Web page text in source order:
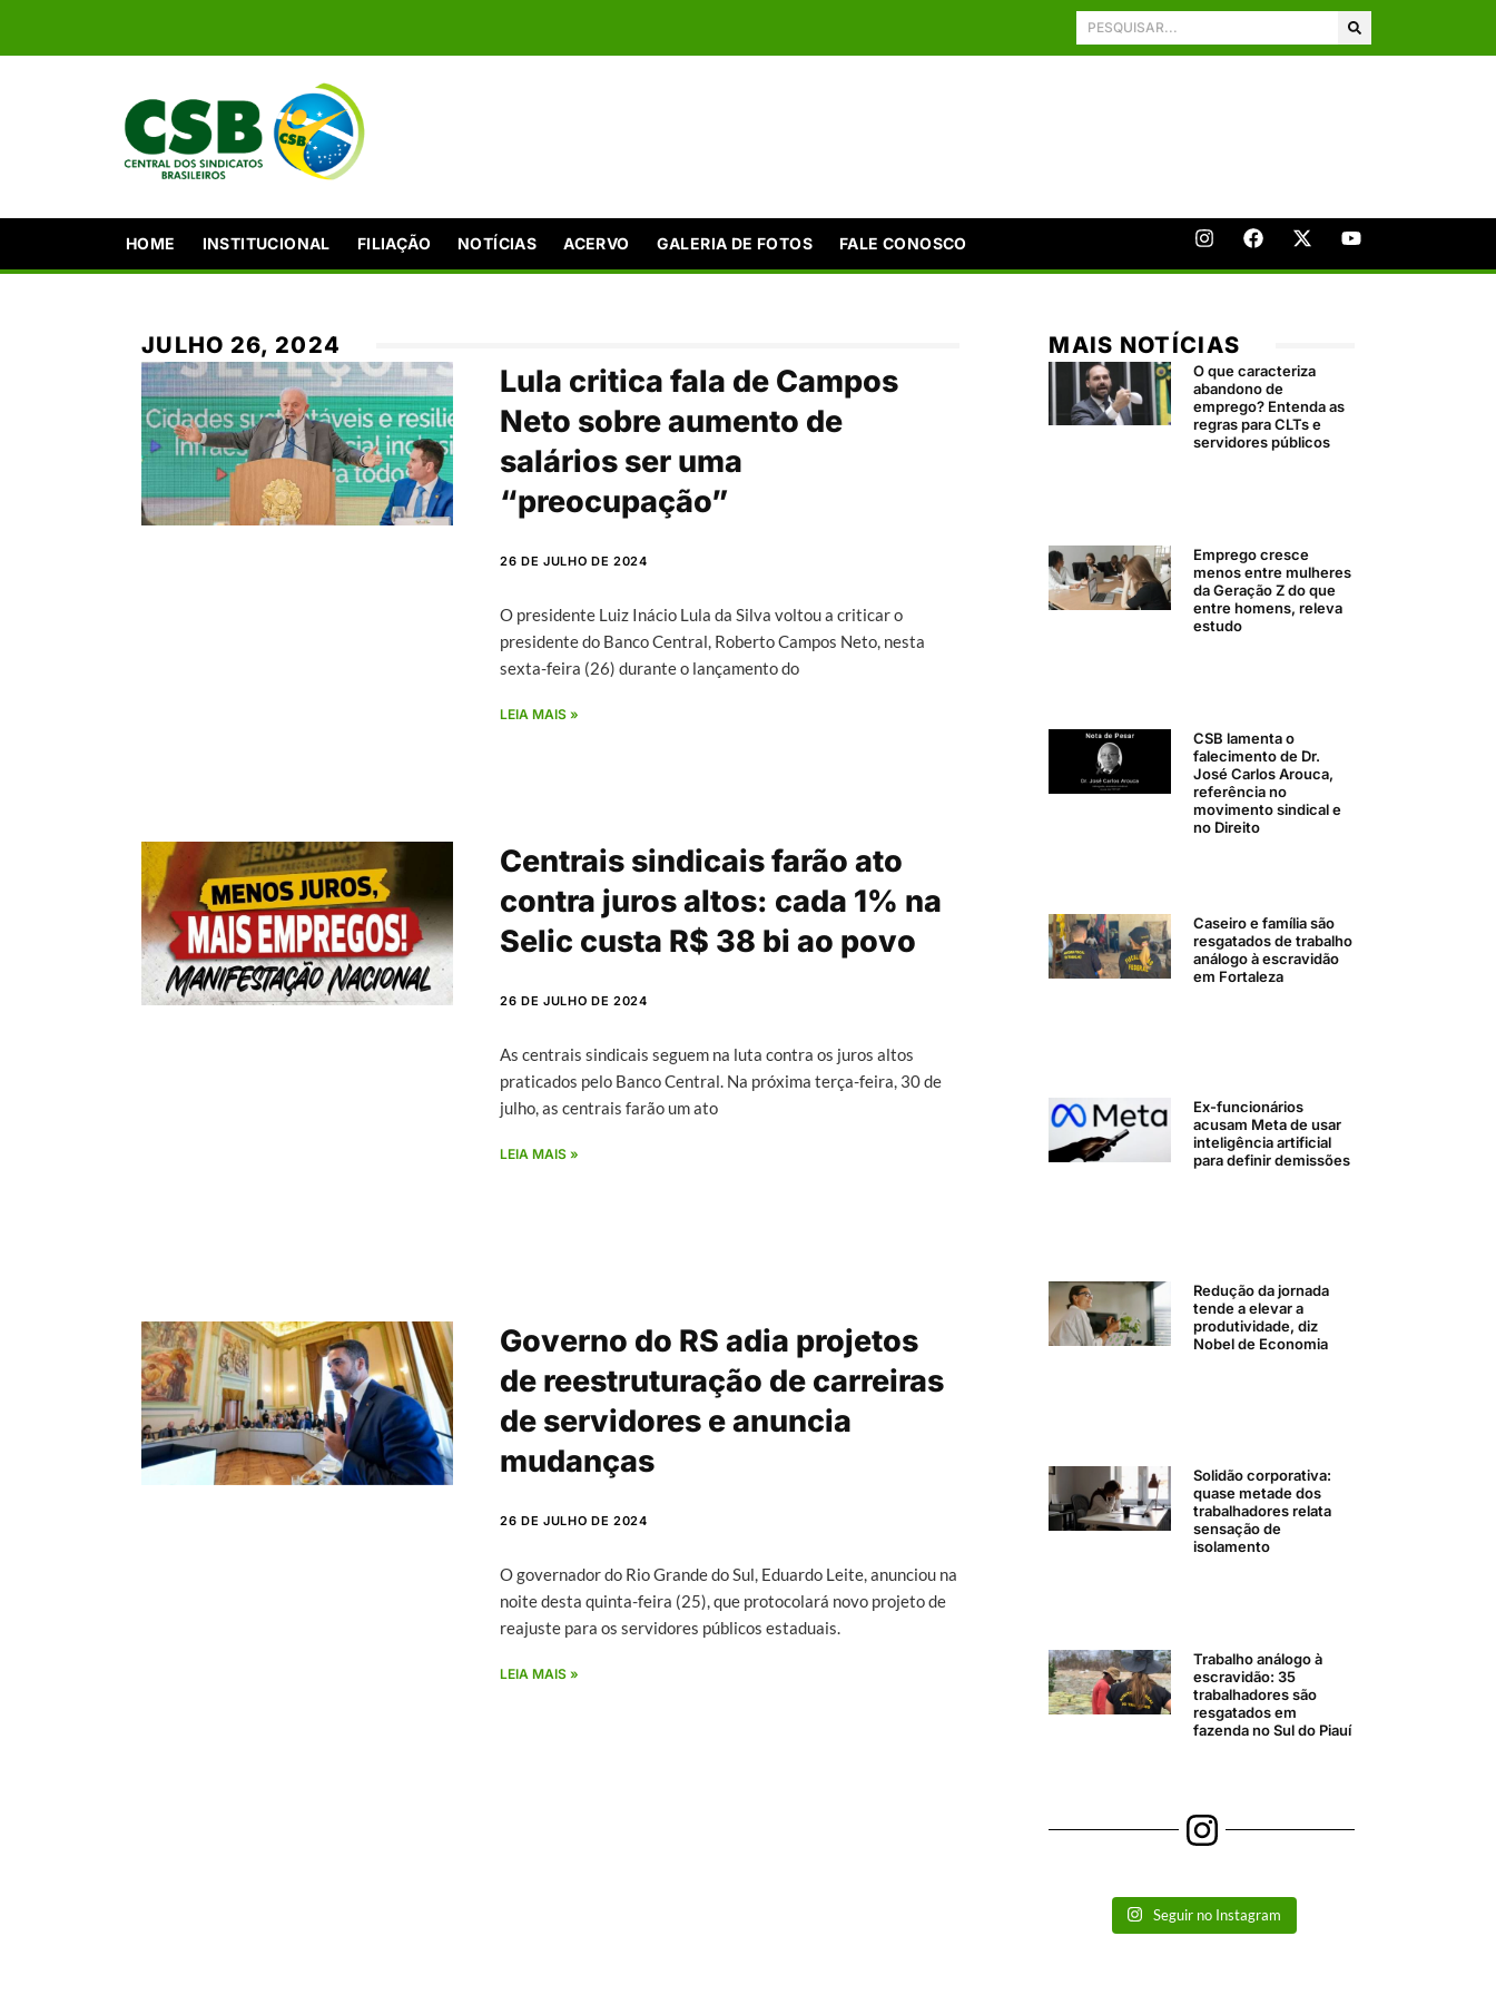
HOME INSTITUCIONAL FILIAÇÃO NOTÍCIAS ACERVO GALERIA DE FOTOS FALE CONOSCO
JULHO 26, 2024
Lula critica fala de Campos
Neto sobre aumento de
salários ser uma
“preocupação”
26 DE JULHO DE 2024
O presidente Luiz Inácio Lula da Silva voltou a criticar o
presidente do Banco Central, Roberto Campos Neto, nesta
sexta-feira (26) durante o lançamento do
LEIA MAIS »
Centrais sindicais farão ato
contra juros altos: cada 1% na
Selic custa R$ 38 bi ao povo
26 DE JULHO DE 2024
As centrais sindicais seguem na luta contra os juros altos
praticados pelo Banco Central. Na próxima terça-feira, 30 de
julho, as centrais farão um ato
LEIA MAIS »
Governo do RS adia projetos
de reestruturação de carreiras
de servidores e anuncia
mudanças
26 DE JULHO DE 2024
O governador do Rio Grande do Sul, Eduardo Leite, anunciou na
noite desta quinta-feira (25), que protocolará novo projeto de
reajuste para os servidores públicos estaduais.
LEIA MAIS »
MAIS NOTÍCIAS
O que caracteriza
abandono de
emprego? Entenda as
regras para CLTs e
servidores públicos
Emprego cresce
menos entre mulheres
da Geração Z do que
entre homens, releva
estudo
CSB lamenta o
falecimento de Dr.
José Carlos Arouca,
referência no
movimento sindical e
no Direito
Caseiro e família são
resgatados de trabalho
análogo à escravidão
em Fortaleza
Ex-funcionários
acusam Meta de usar
inteligência artificial
para definir demissões
Redução da jornada
tende a elevar a
produtividade, diz
Nobel de Economia
Solidão corporativa:
quase metade dos
trabalhadores relata
sensação de
isolamento
Trabalho análogo à
escravidão: 35
trabalhadores são
resgatados em
fazenda no Sul do Piauí
Seguir no Instagram